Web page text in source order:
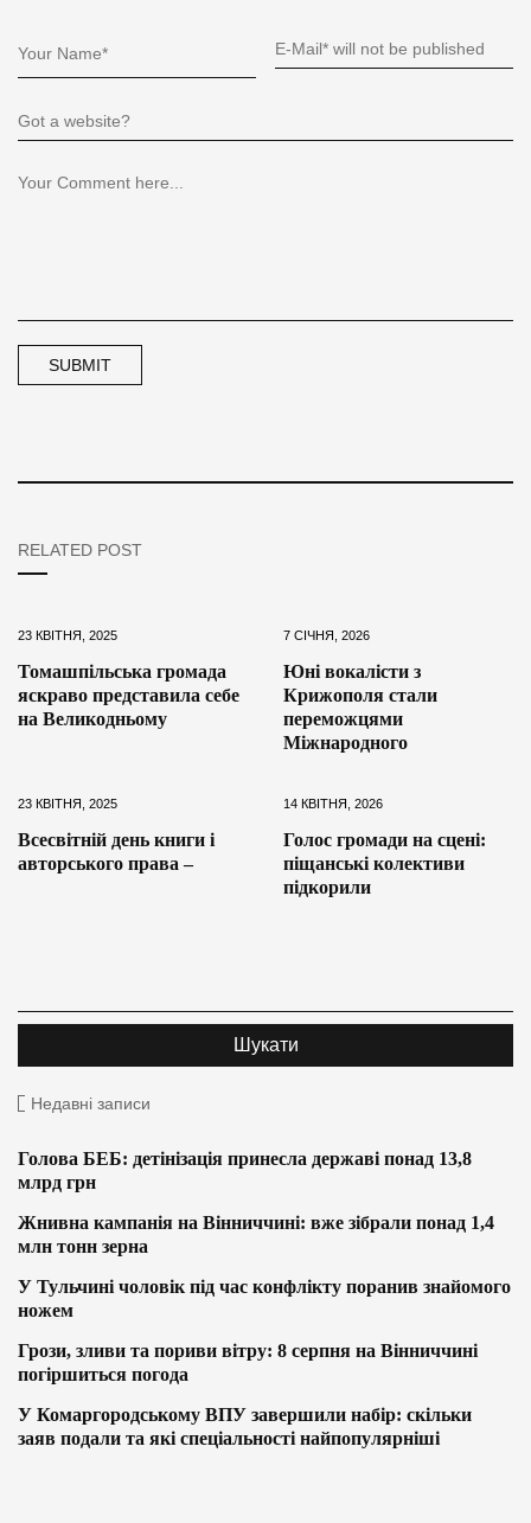
RELATED POST
23 КВІТНЯ, 2025
Томашпільська громада
яскраво представила себе
на Великодньому
7 СІЧНЯ, 2026
Юні вокалісти з
Крижополя стали
переможцями
Міжнародного
23 КВІТНЯ, 2025
Всесвітній день книги і
авторського права –
14 КВІТНЯ, 2026
Голос громади на сцені:
піщанські колективи
підкорили
Недавні записи
Голова БЕБ: детінізація принесла державі понад 13,8
млрд грн
Жнивна кампанія на Вінниччині: вже зібрали понад 1,4
млн тонн зерна
У Тульчині чоловік під час конфлікту поранив знайомого
ножем
Грози, зливи та пориви вітру: 8 серпня на Вінниччині
погіршиться погода
У Комаргородському ВПУ завершили набір: скільки
заяв подали та які спеціальності найпопулярніші